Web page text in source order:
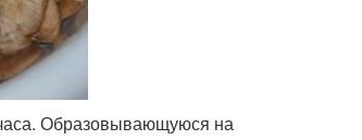
Образовывающуюся на